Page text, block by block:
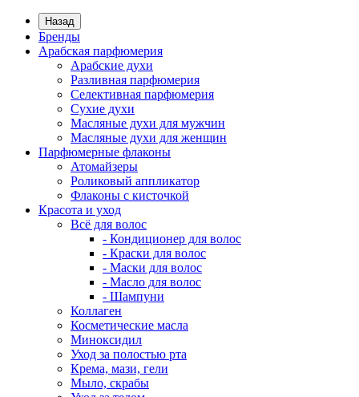
Назад
Бренды
Арабская парфюмерия
Арабские духи
Разливная парфюмерия
Селективная парфюмерия
Сухие духи
Масляные духи для мужчин
Масляные духи для женщин
Парфюмерные флаконы
Атомайзеры
Роликовый аппликатор
Флаконы с кисточкой
Красота и уход
Всё для волос
- Кондиционер для волос
- Краски для волос
- Маски для волос
- Масло для волос
- Шампуни
Коллаген
Косметические масла
Миноксидил
Уход за полостью рта
Крема, мази, гели
Мыло, скрабы